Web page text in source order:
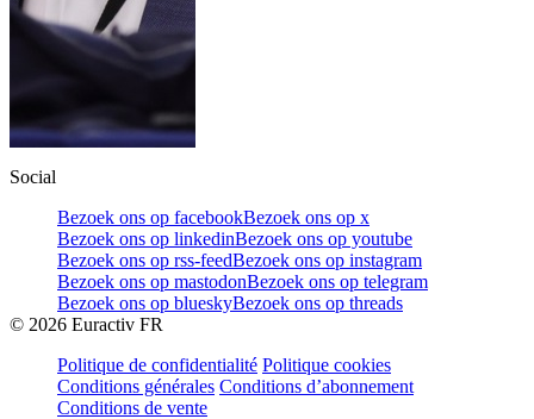
Social
Bezoek ons op facebookBezoek ons op x
Bezoek ons op linkedinBezoek ons op youtube
Bezoek ons op rss-feedBezoek ons op instagram
Bezoek ons op mastodonBezoek ons op telegram
Bezoek ons op blueskyBezoek ons op threads
© 2026 Euractiv FR
Politique de confidentialité Politique cookies
Conditions générales Conditions d’abonnement
Conditions de vente